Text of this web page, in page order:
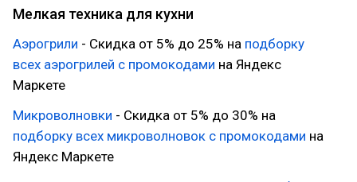
Мелкая техника для кухни
Аэрогрили - Скидка от 5% до 25% на подборку
всех аэрогрилей с промокодами на Яндекс
Маркете
Микроволновки - Скидка от 5% до 30% на
подборку всех микроволновок с промокодами на
Яндекс Маркете